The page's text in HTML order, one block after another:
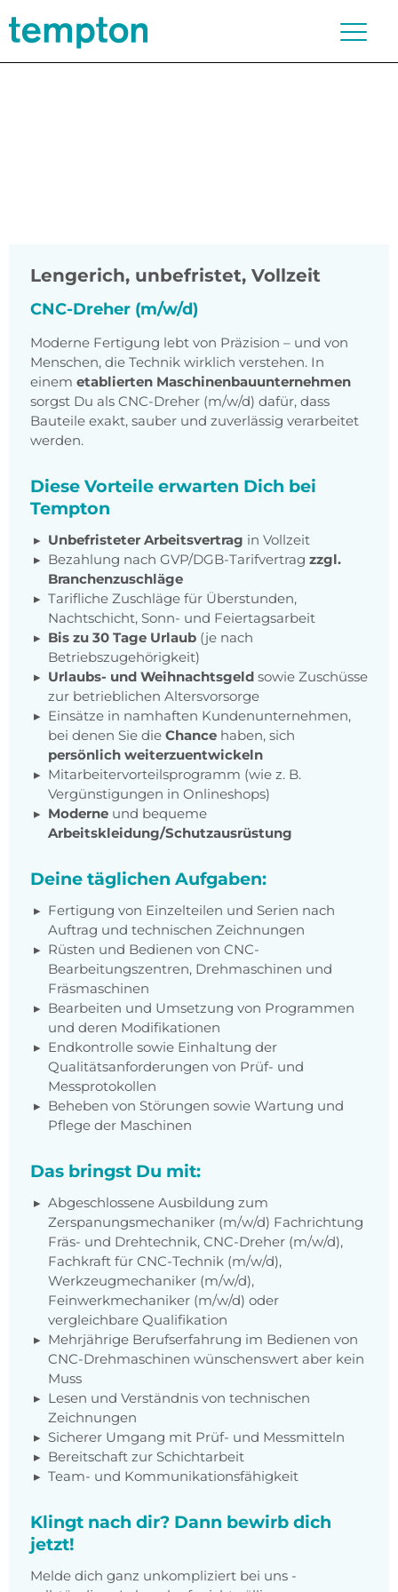
Lengerich, unbefristet, Vollzeit
CNC-Dreher (m/w/d)
Moderne Fertigung lebt von Präzision – und von
Menschen, die Technik wirklich verstehen. In
einem etablierten Maschinenbauunternehmen
sorgst Du als CNC-Dreher (m/w/d) dafür, dass
Bauteile exakt, sauber und zuverlässig verarbeitet
werden.
Diese Vorteile erwarten Dich bei
Tempton
Unbefristeter Arbeitsvertrag in Vollzeit
Bezahlung nach GVP/DGB-Tarifvertrag zzgl.
Branchenzuschläge
Tarifliche Zuschläge für Überstunden,
Nachtschicht, Sonn- und Feiertagsarbeit
Bis zu 30 Tage Urlaub (je nach
Betriebszugehörigkeit)
Urlaubs- und Weihnachtsgeld sowie Zuschüsse
zur betrieblichen Altersvorsorge
Einsätze in namhaften Kundenunternehmen,
bei denen Sie die Chance haben, sich
persönlich weiterzuentwickeln
Mitarbeitervorteilsprogramm (wie z. B.
Vergünstigungen in Onlineshops)
Moderne und bequeme
Arbeitskleidung/Schutzausrüstung
Deine täglichen Aufgaben:
Fertigung von Einzelteilen und Serien nach
Auftrag und technischen Zeichnungen
Rüsten und Bedienen von CNC-
Bearbeitungszentren, Drehmaschinen und
Fräsmaschinen
Bearbeiten und Umsetzung von Programmen
und deren Modifikationen
Endkontrolle sowie Einhaltung der
Qualitätsanforderungen von Prüf- und
Messprotokollen
Beheben von Störungen sowie Wartung und
Pflege der Maschinen
Das bringst Du mit:
Abgeschlossene Ausbildung zum
Zerspanungsmechaniker (m/w/d) Fachrichtung
Fräs- und Drehtechnik, CNC-Dreher (m/w/d),
Fachkraft für CNC-Technik (m/w/d),
Werkzeugmechaniker (m/w/d),
Feinwerkmechaniker (m/w/d) oder
vergleichbare Qualifikation
Mehrjährige Berufserfahrung im Bedienen von
CNC-Drehmaschinen wünschenswert aber kein
Muss
Lesen und Verständnis von technischen
Zeichnungen
Sicherer Umgang mit Prüf- und Messmitteln
Bereitschaft zur Schichtarbeit
Team- und Kommunikationsfähigkeit
Klingt nach dir? Dann bewirb dich
jetzt!
Melde dich ganz unkompliziert bei uns -